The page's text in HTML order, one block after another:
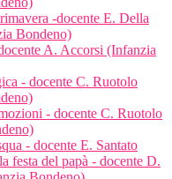
-docente E. Della
Bondeno)
A. Accorsi (Infanzia
- docente C. Ruotolo
- docente C. Ruotolo
- docente E. Santato
festa del papà - docente D.